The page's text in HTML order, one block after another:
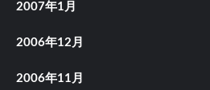
2007年1月
2006年12月
2006年11月